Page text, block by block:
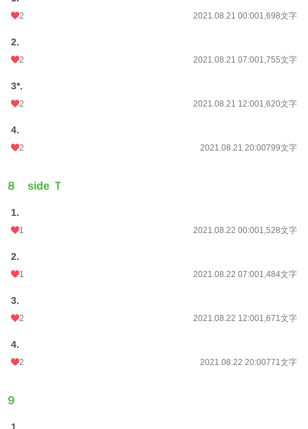
2 2021.08.21 00:001,698文字
2.
2 2021.08.21 07:001,755文字
3*.
2 2021.08.21 12:001,620文字
4.
2 2021.08.21 20:00799文字
８ side Ｔ
1.
1 2021.08.22 00:001,528文字
2.
1 2021.08.22 07:001,484文字
3.
2 2021.08.22 12:001,671文字
4.
2 2021.08.22 20:00771文字
９